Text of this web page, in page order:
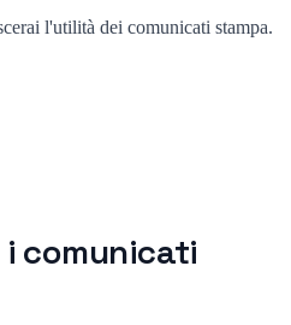
l'utilità dei comunicati stampa.
comunicati